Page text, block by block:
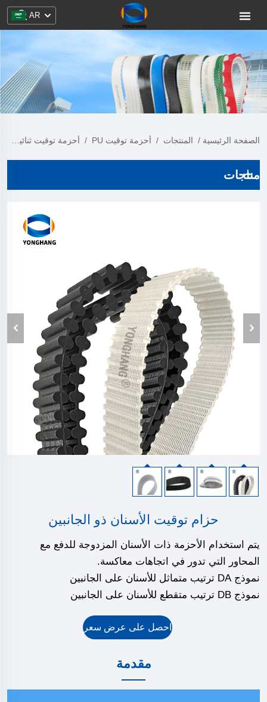
AR
الصفحة الرئيسية / المنتجات / أحزمة توقيت PU / أحزمة توقيت ثنائية الجانب
منتجات
حزام توقيت الأسنان ذو الجانبين
يتم استخدام الأحزمة ذات الأسنان المزدوجة للدفع مع
المحاور التي تدور في اتجاهات معاكسة.
نموذج DA ترتيب متماثل للأسنان على الجانبين
نموذج DB ترتيب متقطع للأسنان على الجانبين
احصل على عرض سعر
مقدمة